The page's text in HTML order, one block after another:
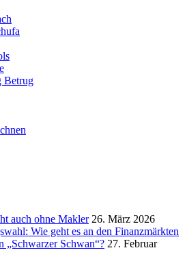
Betrug
auch ohne Makler 26. März 2026
Wie geht es an den Finanzmärkten
„Schwarzer Schwan“? 27. Februar